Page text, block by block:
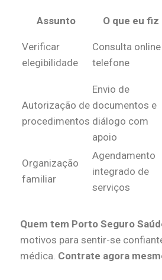
Assunto O que eu fiz
Verificar
elegibilidade
Consulta
telefone
Autorização de
procedimentos
Envio de
documentos e
diálogo com
apoio
Organização
familiar
Agendamento
integrado de
serviços
Quem tem Porto Seguro
motivos para sentir-se
médica. Contrate agora